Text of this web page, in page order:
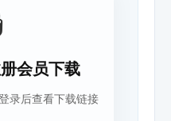
会员下载
录后查看下载链接